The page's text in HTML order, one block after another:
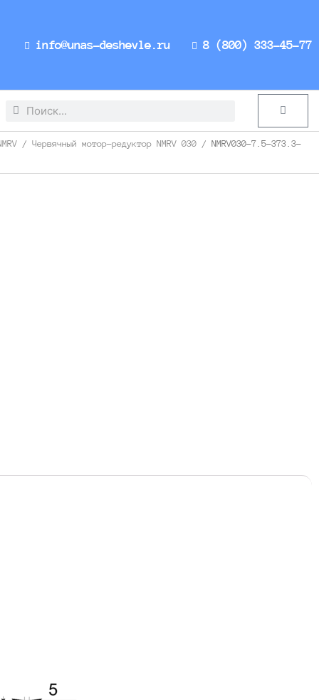
info@unas-deshevle.ru 8 (800) 333-45-77
Search
Search Cart
/ Червячный мотор-редуктор NMRV 030 / NMRV030-7.5-373.3-